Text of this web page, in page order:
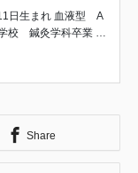
日生まれ 血液型 A
校 鍼灸学科卒業 取
事 一般社団法人
ンストラクター 京
、18歳で施術家の道
生として学び、午後
遅くまで勤務。 主に
Share